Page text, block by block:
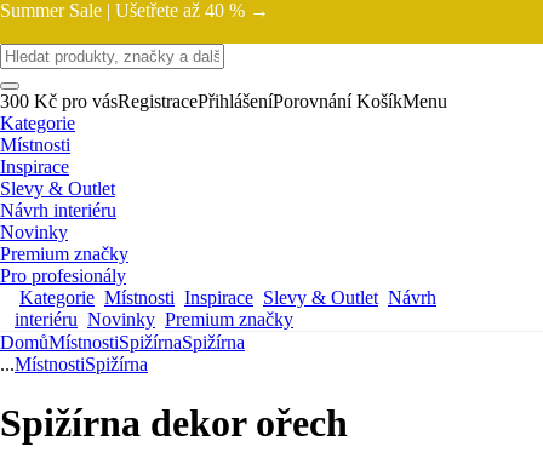
Summer Sale | Ušetřete až 40 % →
300 Kč pro vásRegistracePřihlášeníPorovnání KošíkMenu
Kategorie
Místnosti
Inspirace
Slevy & Outlet
Návrh interiéru
Novinky
Premium značky
Pro profesionály
Kategorie Místnosti Inspirace Slevy & Outlet Návrh
interiéru Novinky Premium značky
DomůMístnostiSpižírnaSpižírna
...MístnostiSpižírna
Spižírna dekor ořech